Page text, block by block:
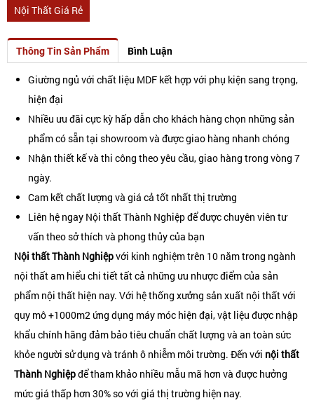
Nội Thất Giá Rẻ
Thông Tin Sản Phẩm Bình Luận
Giường ngủ với chất liệu MDF kết hợp với phụ kiện sang trọng,
hiện đại
Nhiều ưu đãi cực kỳ hấp dẫn cho khách hàng chọn những sản
phẩm có sẵn tại showroom và được giao hàng nhanh chóng
Nhận thiết kế và thi công theo yêu cầu, giao hàng trong vòng 7
ngày.
Cam kết chất lượng và giá cả tốt nhất thị trường
Liên hệ ngay Nội thất Thành Nghiệp để được chuyên viên tư
vấn theo sở thích và phong thủy của bạn
Nội thất Thành Nghiệpvới kinh nghiệm trên 10 năm trong ngành
nội thất am hiểu chi tiết tất cả những ưu nhược điểm của sản
phẩm nội thất hiện nay. Với hệ thống xưởng sản xuất nội thất với
quy mô +1000m2 ứng dụng máy móc hiện đại, vật liệu được nhập
khẩu chính hãng đảm bảo tiêu chuẩn chất lượng và an toàn sức
khỏe người sử dụng và tránh ô nhiễm môi trường. Đến với nội thất
Thành Nghiệpđể tham khảo nhiều mẫu mã hơn và được hưởng
mức giá thấp hơn 30% so với giá thị trường hiện nay.